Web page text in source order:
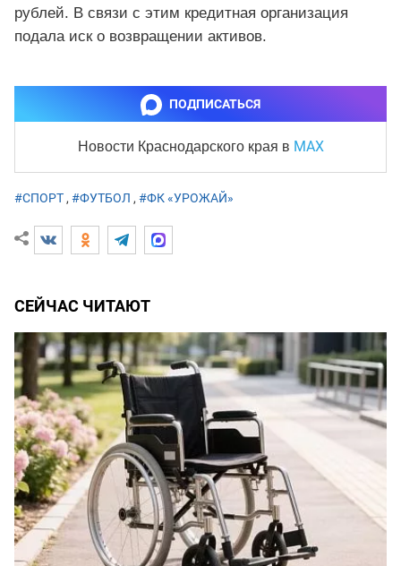
рублей. В связи с этим кредитная организация
подала иск о возвращении активов.
ПОДПИСАТЬСЯ
Новости Краснодарского края в MAX
#СПОРТ , #ФУТБОЛ , #ФК «УРОЖАЙ»
СЕЙЧАС ЧИТАЮТ